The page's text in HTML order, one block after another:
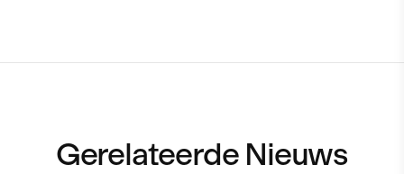
Gerelateerde Nieuws